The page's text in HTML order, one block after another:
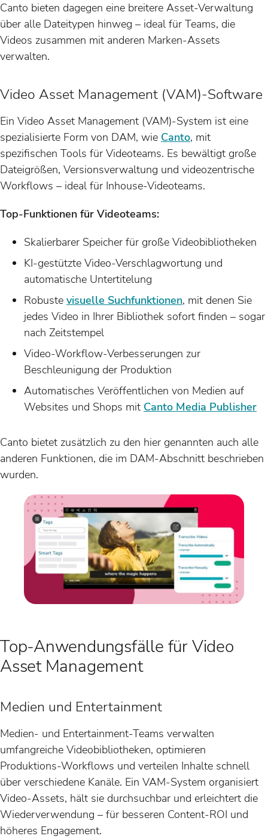
Canto bieten dagegen eine breitere Asset-Verwaltung
über alle Dateitypen hinweg – ideal für Teams, die
Videos zusammen mit anderen Marken-Assets
verwalten.
Video Asset Management (VAM)-Software
Ein Video Asset Management (VAM)-System ist eine
spezialisierte Form von DAM, wie Canto, mit
spezifischen Tools für Videoteams. Es bewältigt große
Dateigrößen, Versionsverwaltung und videozentrische
Workflows – ideal für Inhouse-Videoteams.
Top-Funktionen für Videoteams:
Skalierbarer Speicher für große Videobibliotheken
KI-gestützte Video-Verschlagwortung und
automatische Untertitelung
Robuste visuelle Suchfunktionen, mit denen Sie
jedes Video in Ihrer Bibliothek sofort finden – sogar
nach Zeitstempel
Video-Workflow-Verbesserungen zur
Beschleunigung der Produktion
Automatisches Veröffentlichen von Medien auf
Websites und Shops mit Canto Media Publisher
Canto bietet zusätzlich zu den hier genannten auch alle
anderen Funktionen, die im DAM-Abschnitt beschrieben
wurden.
Top-Anwendungsfälle für Video
Asset Management
Medien und Entertainment
Medien- und Entertainment-Teams verwalten
umfangreiche Videobibliotheken, optimieren
Produktions-Workflows und verteilen Inhalte schnell
über verschiedene Kanäle. Ein VAM-System organisiert
Video-Assets, hält sie durchsuchbar und erleichtert die
Wiederverwendung – für besseren Content-ROI und
höheres Engagement.